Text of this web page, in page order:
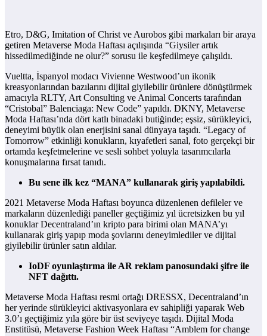
Etro, D&G, Imitation of Christ ve Aurobos gibi markaları bir araya
getiren Metaverse Moda Haftası açılışında “Giysiler artık
hissedilmediğinde ne olur?” sorusu ile keşfedilmeye çalışıldı.
Vueltta, İspanyol modacı Vivienne Westwood’un ikonik
kreasyonlarından bazılarını dijital giyilebilir ürünlere dönüştürmek
amacıyla RLTY, Art Consulting ve Animal Concerts tarafından
“Cristobal” Balenciaga: New Code” yapıldı. DKNY, Metaverse
Moda Haftası’nda dört katlı binadaki butiğinde; eşsiz, sürükleyici,
deneyimi büyük olan enerjisini sanal dünyaya taşıdı. “Legacy of
Tomorrow” etkinliği konukların, kıyafetleri sanal, foto gerçekçi bir
ortamda keşfetmelerine ve sesli sohbet yoluyla tasarımcılarla
konuşmalarına fırsat tanıdı.
Bu sene ilk kez “MANA” kullanarak giriş yapılabildi.
2021 Metaverse Moda Haftası boyunca düzenlenen defileler ve
markaların düzenlediği paneller geçtiğimiz yıl ücretsizken bu yıl
konuklar Decentraland’ın kripto para birimi olan MANA’yı
kullanarak giriş yapıp moda şovlarını deneyimlediler ve dijital
giyilebilir ürünler satın aldılar.
IoDF oyunlaştırma ile AR reklam panosundaki şifre ile
NFT dağıttı.
Metaverse Moda Haftası resmi ortağı DRESSX, Decentraland’ın
her yerinde sürükleyici aktivasyonlara ev sahipliği yaparak Web
3.0’ı geçtiğimiz yıla göre bir üst seviyeye taşıdı. Dijital Moda
Enstitüsü, Metaverse Fashion Week Haftası “Amblem for change